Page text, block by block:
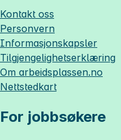
Kontakt oss
Personvern
Informasjonskapsler
Tilgjengelighetserklæring
Om arbeidsplassen.no
Nettstedkart
For jobbsøkere